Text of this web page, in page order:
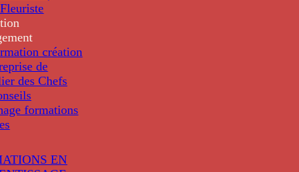
création
de
des Chefs
formations
EN